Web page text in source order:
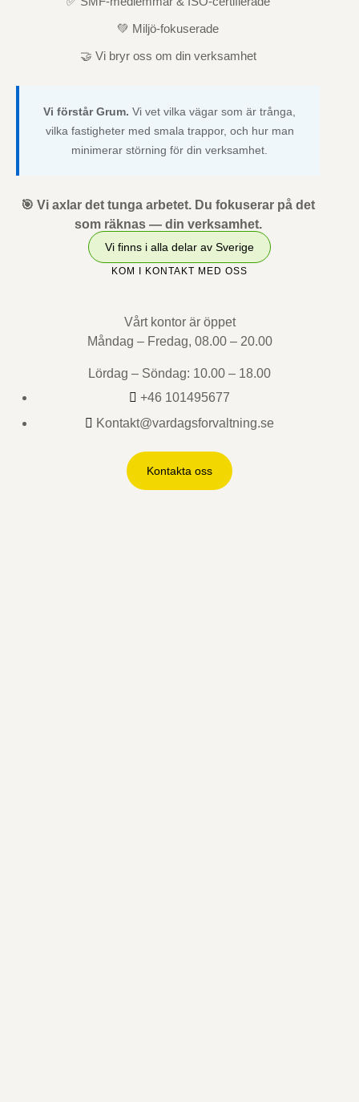
💚 Miljö-fokuserade
🤝 Vi bryr oss om din verksamhet
Vi förstår Grum. Vi vet vilka vägar som är trånga,
vilka fastigheter med smala trappor, och hur man
minimerar störning för din verksamhet.
🎯 Vi axlar det tunga arbetet. Du fokuserar på det
som räknas — din verksamhet.
Vi finns i alla delar av Sverige
KOM I KONTAKT MED OSS
Vårt kontor är öppet
Måndag – Fredag, 08.00 – 20.00
Lördag – Söndag: 10.00 – 18.00
+46 101495677
Kontakt@vardagsforvaltning.se
Kontakta oss